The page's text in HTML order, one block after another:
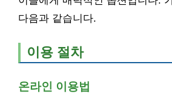
다음과 같습니다.
이용 절차
온라인 이용법